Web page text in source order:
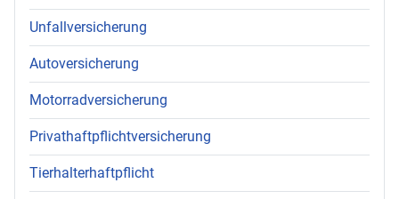
Unfallversicherung
Autoversicherung
Motorradversicherung
Privathaftpflichtversicherung
Tierhalterhaftpflicht